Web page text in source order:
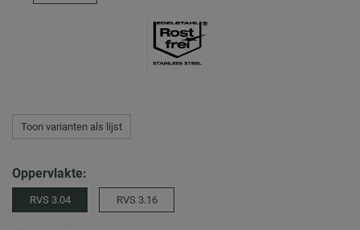
Toon varianten als lijst
Oppervlakte:
RVS 3.04 RVS 3.16